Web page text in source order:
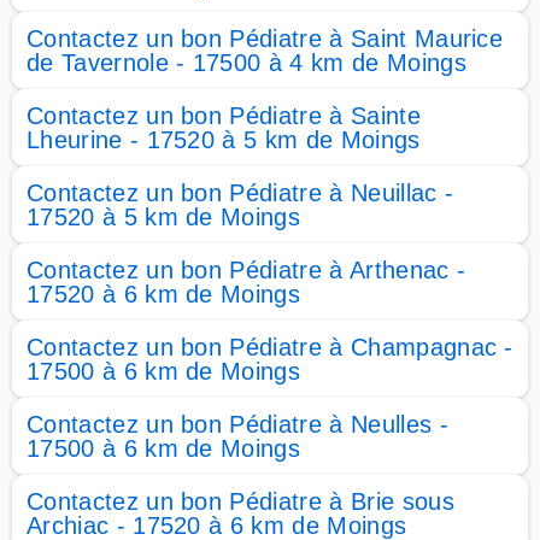
Contactez un bon Pédiatre à Saint Maurice
de Tavernole - 17500 à 4 km de Moings
Contactez un bon Pédiatre à Sainte
Lheurine - 17520 à 5 km de Moings
Contactez un bon Pédiatre à Neuillac -
17520 à 5 km de Moings
Contactez un bon Pédiatre à Arthenac -
17520 à 6 km de Moings
Contactez un bon Pédiatre à Champagnac -
17500 à 6 km de Moings
Contactez un bon Pédiatre à Neulles -
17500 à 6 km de Moings
Contactez un bon Pédiatre à Brie sous
Archiac - 17520 à 6 km de Moings